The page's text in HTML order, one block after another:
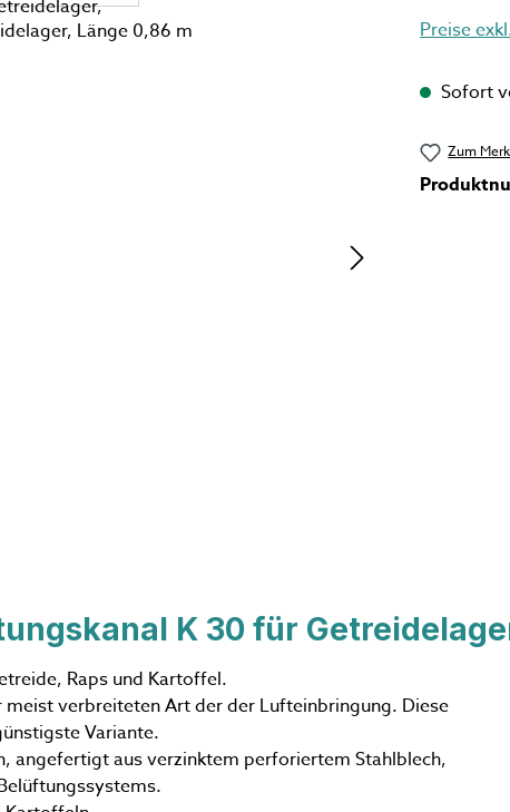
Preise
Sofort
Zum
K 30 für
Raps und Kartoffel.
verbreiteten Art der der Lufteinbringung. Diese
Variante.
angefertigt aus verzinktem perforiertem Stahlblech,